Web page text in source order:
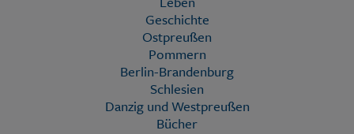
Geschichte
Ostpreußen
Pommern
Berlin-Brandenburg
Schlesien
Danzig und Westpreußen
Bücher